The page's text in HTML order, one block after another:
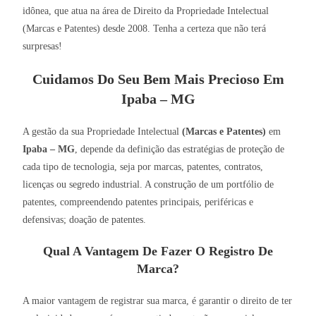
idônea, que atua na área de Direito da Propriedade Intelectual
(Marcas e Patentes) desde 2008. Tenha a certeza que não terá
surpresas!
Cuidamos Do Seu Bem Mais Precioso Em
Ipaba – MG
A gestão da sua Propriedade Intelectual(Marcas e Patentes) em
Ipaba – MG, depende da definição das estratégias de proteção de
cada tipo de tecnologia, seja por marcas, patentes, contratos,
licenças ou segredo industrial. A construção de um portfólio de
patentes, compreendendo patentes principais, periféricas e
defensivas; doação de patentes.
Qual A Vantagem De Fazer O Registro De
Marca?
A maior vantagem de registrar sua marca, é garantir o direito de ter